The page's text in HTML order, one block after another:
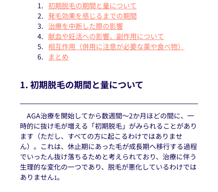
初期脱毛の期間と量について
発毛効果を感じるまでの期間
治療を中断した際の影響
献血や妊活への影響、副作用について
相互作用（併用に注意が必要な薬や食べ物）
まとめ
1. 初期脱毛の期間と量について
AGA治療を開始してから数週間〜2か月ほどの間に、一
時的に抜け毛が増える「初期脱毛」がみられることがあり
ます（ただし、すべての方に起こるわけではありませ
ん）。これは、休止期にあった毛が成長期へ移行する過程
でいったん抜け落ちるためと考えられており、治療に伴う
生理的な変化の一つであり、脱毛が悪化しているわけでは
ありません1。